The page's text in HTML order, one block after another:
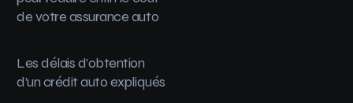
de votre assurance auto
Les délais d’obtention
d’un crédit auto expliqués